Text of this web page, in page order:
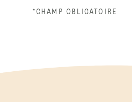
*CHAMP OBLIGATOIRE